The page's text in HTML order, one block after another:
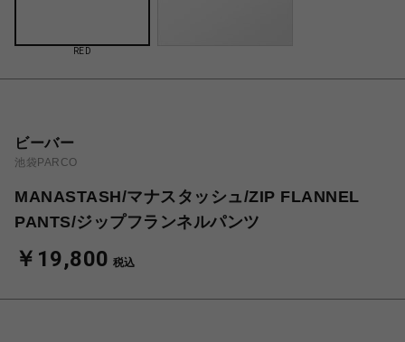
RED
ビーバー
池袋PARCO
MANASTASH/マナスタッシュ/ZIP FLANNEL
PANTS/ジップフランネルパンツ
￥19,800 税込